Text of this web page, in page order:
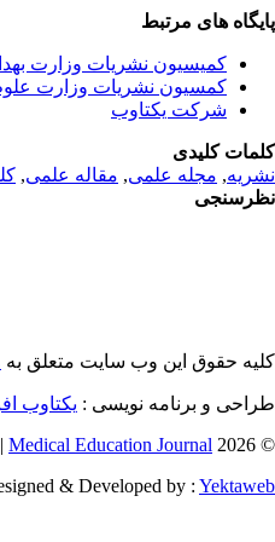
پایگاه های مرتبط
کمیسیون نشریات وزارت
کمسیون نشریات وزارت
شرکت یکتاوب
کلمات کلیدی
نشریه, مجله علمی, مقاله علمی,
نظرسنجی
کلیه حقوق این وب سایت متعلق به
طراحی و برنامه نویسی : یکتاوب
© 2026 All Rights Reserved |
Medical Education Journal
& Developed by : Yektaweb